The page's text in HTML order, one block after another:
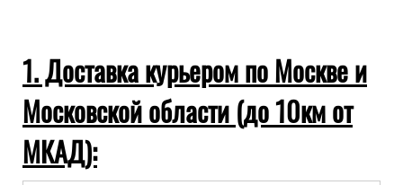
1. Доставка курьером по Москве и
Московской области (до 10км от
МКАД):